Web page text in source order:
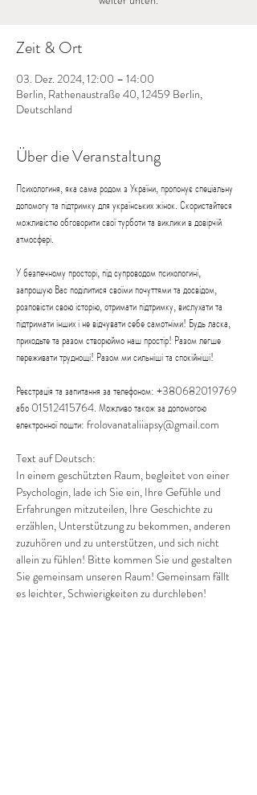
Zeit & Ort
03. Dez. 2024, 12:00 – 14:00
Berlin, Rathenaustraße 40, 12459 Berlin,
Deutschland
Über die Veranstaltung
Психологиня, яка сама родом з України, пропонує спеціальну
допомогу та підтримку для українських жінок. Скористайтеся
можливістю обговорити свої турботи та виклики в довірчій
атмосфері.
У безпечному просторі, під супроводом психологині,
запрошую Вас поділитися своїми почуттями та досвідом,
розповісти свою історію, отримати підтримку, вислухати та
підтримати інших і не відчувати себе самотніми! Будь ласка,
приходьте та разом створюймо наш простір! Разом легше
переживати труднощі! Разом ми сильніші та спокійніші!
Реєстрація та запитання за телефоном: +380682019769
або 01512415764. Можливо також за допомогою
електронної пошти: frolovanataliiapsy@gmail.com
Text auf Deutsch:
In einem geschützten Raum, begleitet von einer
Psychologin, lade ich Sie ein, Ihre Gefühle und
Erfahrungen mitzuteilen, Ihre Geschichte zu
erzählen, Unterstützung zu bekommen, anderen
zuzuhören und zu unterstützen, und sich nicht
allein zu fühlen! Bitte kommen Sie und gestalten
Sie gemeinsam unseren Raum! Gemeinsam fällt
es leichter, Schwierigkeiten zu durchleben!